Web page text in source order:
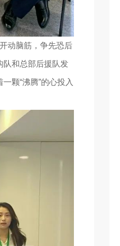
动脑筋，争先恐后
队和总部后援队发
颗“沸腾”的心投入